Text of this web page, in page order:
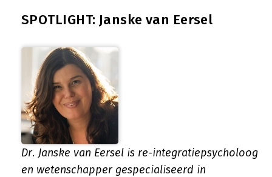
SPOTLIGHT: Janske van Eersel
Dr. Janske van Eersel is re-integratiepsycholoog
en wetenschapper gespecialiseerd in